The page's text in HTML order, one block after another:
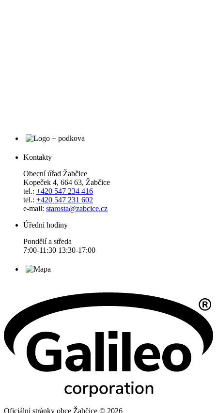
Kontakty
Obecní úřad Žabčice
Kopeček 4, 664 63, Žabčice
tel.: +420 547 234 416
tel.: +420 547 231 602
e-mail: starosta@zabcice.cz
Úřední hodiny
Pondělí a středa
7:00-11:30 13:30-17:00
Oficiální stránky obce Žabčice © 2026